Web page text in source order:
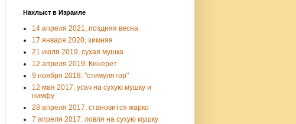
Нахлыст в Израиле
14 апреля 2021, поздняя весна
17 января 2020, зимняя
21 июля 2019, сухая мушка
12 апреля 2019: Кинерет
9 ноября 2018: "стимулятор"
12 мая 2017: усач на сухую мушку и
нимфу
28 апреля 2017: становится жарко
7 апреля 2017: ловля на сухую мушку